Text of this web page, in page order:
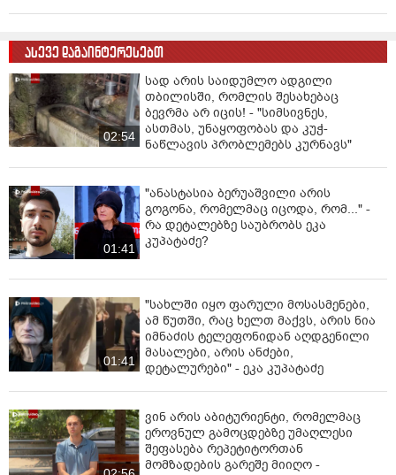
ასევე დაგაინტერესებთ
02:54
სად არის საიდუმლო ადგილი
თბილისში, რომლის შესახებაც
ბევრმა არ იცის! - "სიმსივნეს,
ასთმას, უნაყოფობას და კუჭ-
ნაწლავის პრობლემებს კურნავს"
01:41
"ანასტასია ბერუაშვილი არის
გოგონა, რომელმაც იცოდა, რომ..." -
რა დეტალებზე საუბრობს ეკა
კუპატაძე?
01:41
"სახლში იყო ფარული მოსასმენები,
ამ წუთში, რაც ხელთ მაქვს, არის ნია
იმნაძის ტელეფონიდან აღდგენილი
მასალები, არის ანძები,
დეტალურები" - ეკა კუპატაძე
ვინ არის აბიტურიენტი, რომელმაც
ეროვნულ გამოცდებზე უმაღლესი
შეფასება რეპეტიტორთან
მომზადების გარეშე მიიღო -